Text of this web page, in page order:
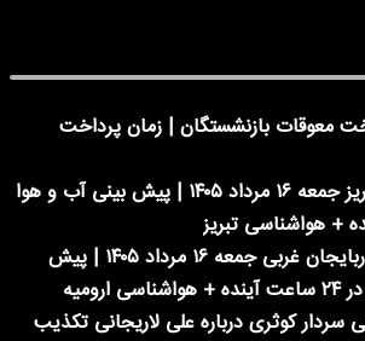
معوقات بازنشستگان | زمان پرداخت
وضعیت هوای فردا تبریز جمعه ۱۶ مرداد ۱۴۰۵ | پیش بینی آب و هوا
وضعیت هوای فردا آذربایجان غربی جمعه ۱۶ مرداد ۱۴۰۵ | پیش
سردار کوثری درباره علی لاریجانی تکذیب